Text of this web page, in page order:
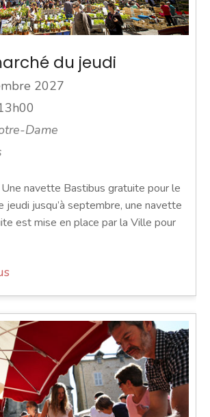
du jeudi
2027
Dame
navette Bastibus gratuite pour le
jeudi jusqu’à septembre, une navette
est mise en place par la Ville pour